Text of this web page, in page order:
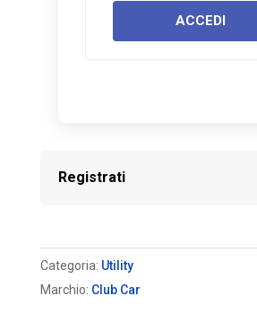
ACCEDI
Registrati
Categoria: Utility
Marchio: Club Car